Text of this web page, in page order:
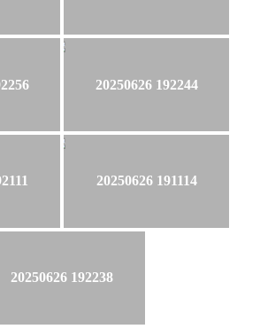
20250626 192244
20250626 191114
20250626 192238